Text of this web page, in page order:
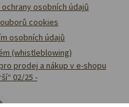
ochrany osobních údajů
cookies
osobních údajů
(whistleblowing)
prodej a nákup v e-shopu
02/25 -